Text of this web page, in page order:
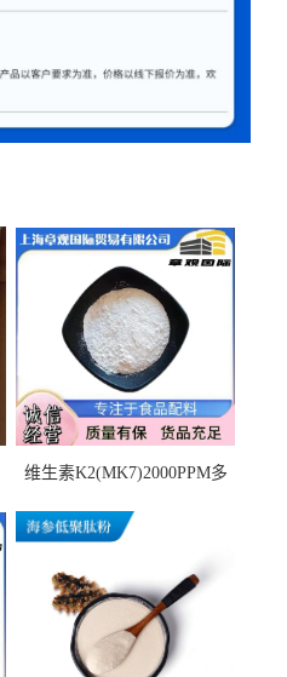
维生素K2(MK7)2000PPM多
应